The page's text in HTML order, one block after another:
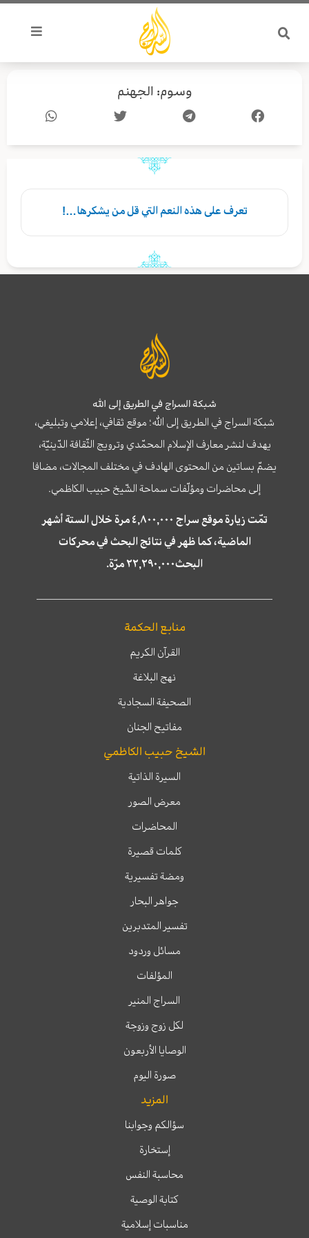
تخطي
المحتوى
وسوم: الجهنم
تعرف على هذه النعم التي قل من يشكرها…!
شبكة السراج في الطريق إلى الله
شبكة السراج في الطريق إلى الله؛ موقع ثقافي، إعلامي وتبليغي،
يهدف لنشر معارف الإسلام المحمّدي وترويج الثّقافة الدّينيّة،
يضمّ بساتين من المحتوى الهادف في مختلف المجالات، مضافا
إلى محاضرات ومؤلّفات سماحة الشّيخ حبيب الكاظمي.
تمّت زيارة موقع سراج ٤,٨٠٠,٠٠٠ مرة خلال الستة أشهر
الماضية، كما ظهر في نتائج البحث في محركات
البحث٢٢,٢٩٠,٠٠٠ مرّة.
منابع الحكمة
القرآن الكريم
نهج البلاغة
الصحيفة السجادية
مفاتيح الجنان
الشيخ حبيب الكاظمي
السيرة الذاتية
معرض الصور
المحاضرات
كلمات قصيرة
ومضة تفسيرية
جواهر البحار
تفسير المتدبرين
مسائل وردود
المؤلفات
السراج المنير
لكل زوج وزوجة
الوصايا الأربعون
صورة اليوم
المزيد
سؤالكم وجوابنا
إستخارة
محاسبة النفس
كتابة الوصية
مناسبات إسلامية